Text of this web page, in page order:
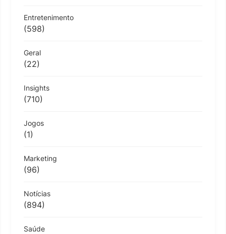
Entretenimento
(598)
Geral
(22)
Insights
(710)
Jogos
(1)
Marketing
(96)
Notícias
(894)
Saúde